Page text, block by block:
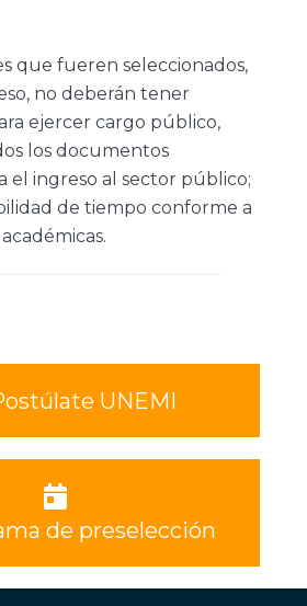
que fueren seleccionados,
no deberán tener
ejercer cargo público,
los documentos
el ingreso al sector público;
de tiempo conforme a
UNEMI
de preselección